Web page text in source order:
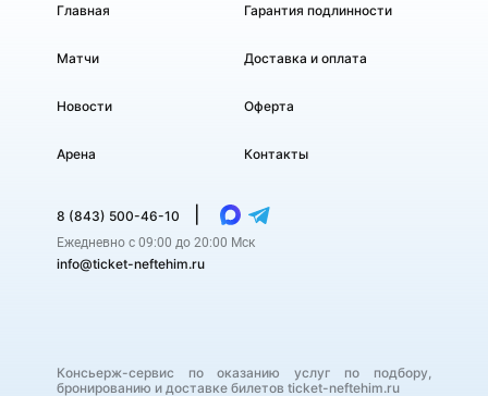
Главная
Матчи
Новости
Арена
Гарантия подлинности
Доставка и оплата
Оферта
Контакты
8 (843) 500-46-10
Ежедневно с 09:00 до 20:00 Мск
info@ticket-neftehim.ru
Консьерж-сервис по оказанию услуг по подбору,
бронированию и доставке билетов ticket-neftehim.ru